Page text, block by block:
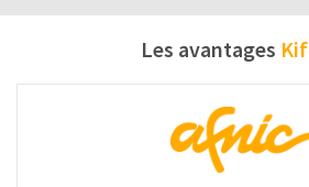
Les avantages